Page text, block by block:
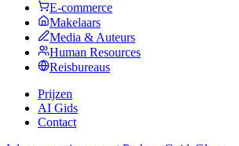
E-commerce
Makelaars
Media & Auteurs
Human Resources
Reisbureaus
Prijzen
AI Gids
Contact